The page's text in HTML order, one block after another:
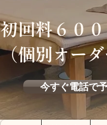
初回料６０
（個別オー
今すぐ電話で